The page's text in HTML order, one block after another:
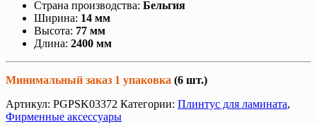
Страна производства: Бельгия
Ширина: 14 мм
Высота: 77 мм
Длина: 2400 мм
Минимальный заказ 1 упаковка (6 шт.)
Артикул: PGPSK03372 Категории: Плинтус для ламината,
Фирменные аксессуары